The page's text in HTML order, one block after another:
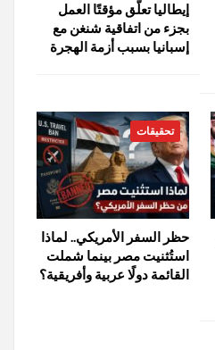
إيطاليا تعلّق مؤقتًا العمل
بجزء من اتفاقية شنغن مع
إسبانيا بسبب أزمة الهجرة
تحقيقات
حظر السفر الأمريكي.. لماذا
استُثنيت مصر بينما شملت
القائمة دولًا عربية وأفريقية؟